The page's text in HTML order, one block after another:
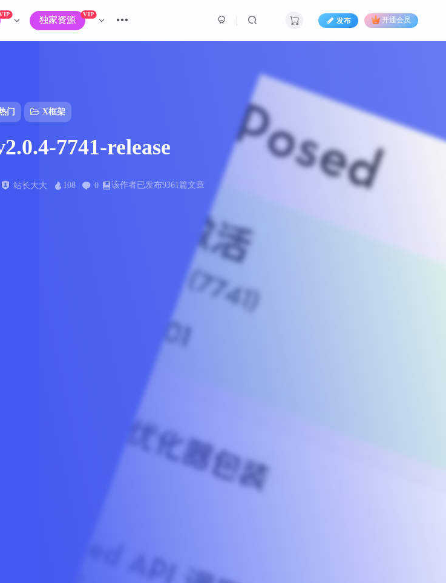
门 X框架
7741-release
站长大大 108 0 该作者已发布9361篇文章
独家资源
VIP
发布 开通会员